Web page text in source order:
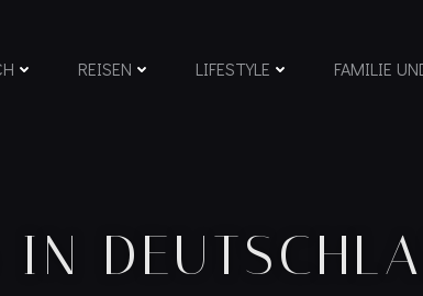
REISEN LIFESTYLE FAMILIE
IN